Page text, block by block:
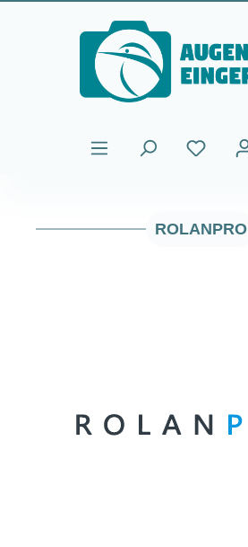
Passa al contenuto principale
ROLANPRO